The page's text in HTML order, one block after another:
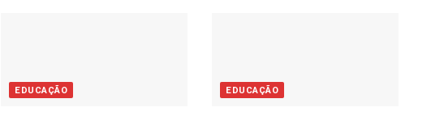
EDUCAÇÃO EDUCAÇÃO